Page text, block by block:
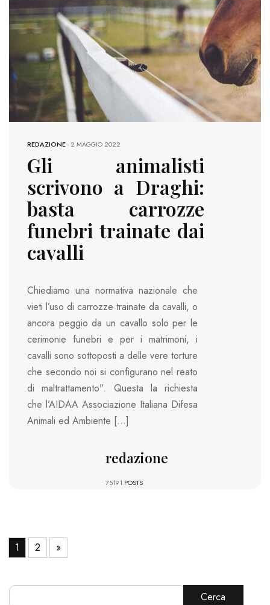
REDAZIONE-2 MAGGIO 2022
Gli animalisti
scrivono a Draghi:
basta carrozze
funebri trainate dai
cavalli
Chiediamo una normativa nazionale che
vieti l’uso di carrozze trainate da cavalli, o
ancora peggio da un cavallo solo per le
cerimonie funebri e per i matrimoni, i
cavalli sono sottoposti a delle vere torture
che secondo noi si configurano nel reato
di maltrattamento”. Questa la richiesta
che l’AIDAA Associazione Italiana Difesa
Animali ed Ambiente […]
redazione
75191 POSTS
1 2 »
Cerca